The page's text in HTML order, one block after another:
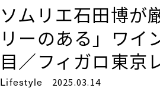
ソムリエ石田博が
リーのある」ワイ
目／フィガロ東京
Lifestyle 2025.03.14